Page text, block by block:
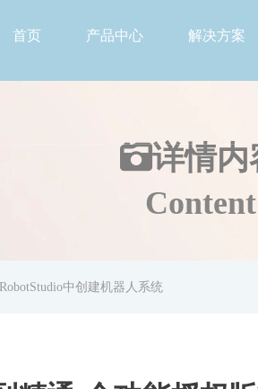
首页 产品中心 解决方案
详情内
Content
中创建机器人系统